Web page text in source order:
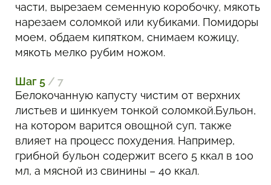
части, вырезаем семенную коробочку, мякоть
нарезаем соломкой или кубиками. Помидоры
моем, обдаем кипятком, снимаем кожицу,
мякоть мелко рубим ножом.
Шаг 5 / 7
Белокочанную капусту чистим от верхних
листьев и шинкуем тонкой соломкой.Бульон,
на котором варится овощной суп, также
влияет на процесс похудения. Например,
грибной бульон содержит всего 5 ккал в 100
мл, а мясной из свинины – 40 ккал.